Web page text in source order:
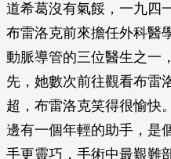
道希葛沒有氣餒，一九四
布雷洛克前來擔任外科醫
動脈導管的三位醫生之一
先，她數次前往觀看布雷
超，布雷洛克笑得很愉快
邊有一個年輕的助手，是
手更靈巧，手術中最艱難